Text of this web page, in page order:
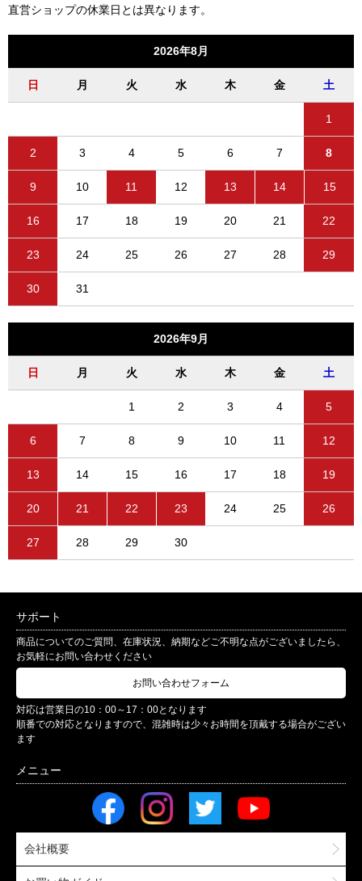
直営ショップの休業日とは異なります。
2026年8月
日 月 火 水 木 金 土
1
2 3 4 5 6 7 8
9 10 11 12 13 14 15
16 17 18 19 20 21 22
23 24 25 26 27 28 29
30 31
2026年9月
日 月 火 水 木 金 土
1 2 3 4 5
6 7 8 9 10 11 12
13 14 15 16 17 18 19
20 21 22 23 24 25 26
27 28 29 30
サポート
商品についてのご質問、在庫状況、納期などご不明な点がございましたら、
お気軽にお問い合わせください
お問い合わせフォーム
対応は営業日の10：00～17：00となります
順番での対応となりますので、混雑時は少々お時間を頂戴する場合がござい
ます
会社概要